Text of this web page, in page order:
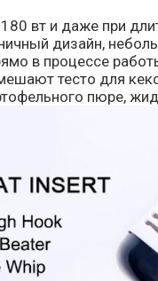
вт и даже при
дизайн,
в процессе
тесто для
пюре,